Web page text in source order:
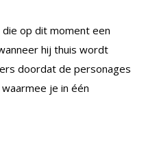
die op dit moment een
hij thuis wordt
doordat de personages
je in één